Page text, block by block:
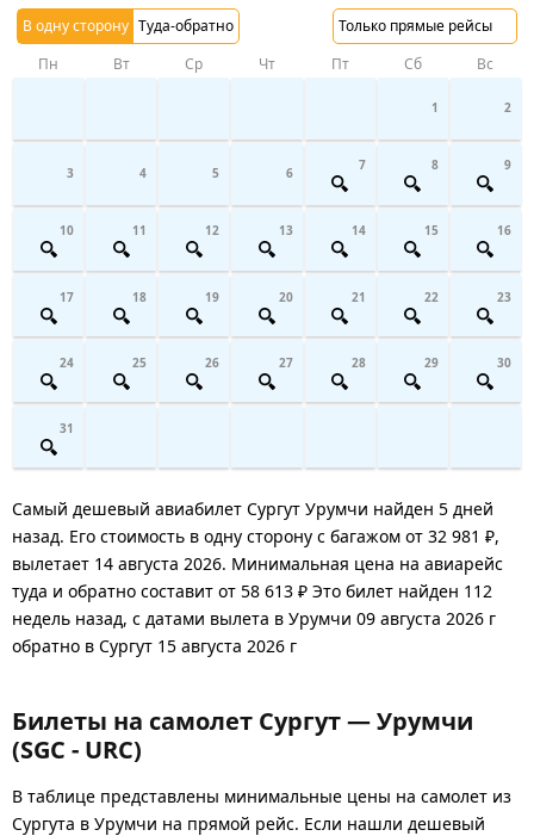
В одну сторону Туда-обратно Только прямые рейсы
Пн Вт Ср Чт Пт Сб Вс
1 2
3 4 5 6 7 8 9
10 11 12 13 14 15 16
17 18 19 20 21 22 23
24 25 26 27 28 29 30
31
Самый дешевый авиабилет Сургут Урумчи найден 5 дней
назад. Его стоимость в одну сторону с багажом от 32 981 ₽,
вылетает 14 августа 2026. Минимальная цена на авиарейс
туда и обратно составит от 58 613 ₽ Это билет найден 112
недель назад, с датами вылета в Урумчи 09 августа 2026 г
обратно в Сургут 15 августа 2026 г
Билеты на самолет Сургут — Урумчи
(SGC - URC)
В таблице представлены минимальные цены на самолет из
Сургута в Урумчи на прямой рейс. Если нашли дешевый